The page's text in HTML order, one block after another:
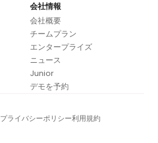
会社情報
会社概要
チームプラン
エンタープライズ
ニュース
Junior
デモを予約
プライバシーポリシー利用規約